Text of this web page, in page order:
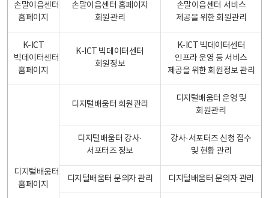
손말이음센터
홈페이지
손말이음센터 홈페이지
회원관리
손말이음센터 서비스
제공을 위한 회원관리
K-ICT
빅데이터센터
홈페이지
K-ICT 빅데이터센터
회원정보
K-ICT 빅데이터센터
인프라 운영 등 서비스
제공을 위한 회원정보 관리
디지털배움터
홈페이지
디지털배움터 회원관리
디지털배움터 운영 및
회원관리
디지털배움터 강사·
서포터즈 정보
강사·서포터즈 신청 접수
및 현황 관리
디지털배움터 문의자 관리 디지털배움터 문의자 관리